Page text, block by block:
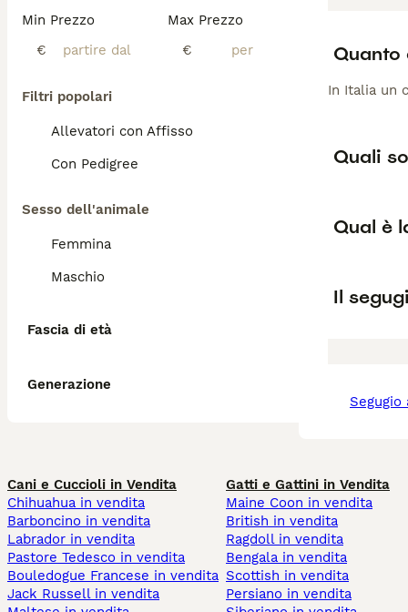
Min Prezzo
€
Max Prezzo
€
Filtri popolari
Allevatori con Affisso
Con Pedigree
Sesso dell'animale
Femmina
Maschio
Fascia di età
Generazione
Quanto
In Italia un
Quali
Qual è
Il
Cani e Cuccioli in Vendita
Chihuahua in vendita
Barboncino in vendita
Labrador in vendita
Pastore Tedesco in vendita
Bouledogue Francese in vendita
Jack Russell in vendita
Gatti e Gattini in Vendita
Maine Coon in vendita
British in vendita
Ragdoll in vendita
Bengala in vendita
Scottish in vendita
Persiano in vendita